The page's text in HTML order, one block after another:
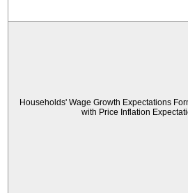
Households' Wage Growth Expectations
with Price Inflation